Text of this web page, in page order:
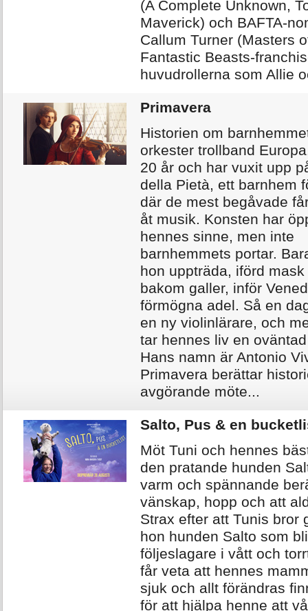
(A Complete Unknown,
Maverick) och BAFTA-
Callum Turner (Masters
Fantastic Beasts-
huvudrollerna som Allie
Primavera
Historien om
orkester trollband
20 år och har vuxit upp
della Pietà, ett barnhem
där de mest begåvade
åt musik. Konsten har
hennes sinne, men inte
barnhemmets portar.
hon uppträda, iförd
bakom galler, inför
förmögna adel. Så en
en ny violinlärare, och
tar hennes liv en
Hans namn är Antonio
Primavera berättar
avgörande möte...
Salto, Pus & en
Möt Tuni och hennes
den pratande hunden
varm och spännande
vänskap, hopp och att
Strax efter att Tunis bror
hon hunden Salto som
följeslagare i vått och
får veta att hennes
sjuk och allt förändras
för att hjälpa henne att